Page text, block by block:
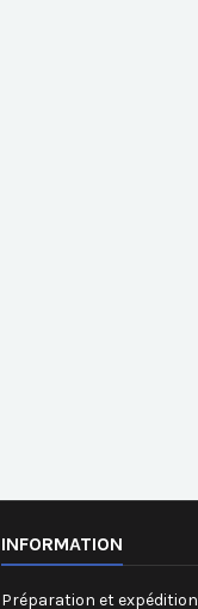
INFORMATION
Préparation et expédition